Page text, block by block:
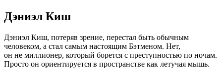
Дэниэл Киш
Дэниэл Киш, потеряв зрение, перестал быть обычным
человеком, а стал самым настоящим Бэтменом. Нет,
он не миллионер, который борется с преступностью по ночам.
Просто он ориентируется в пространстве как летучая мышь.